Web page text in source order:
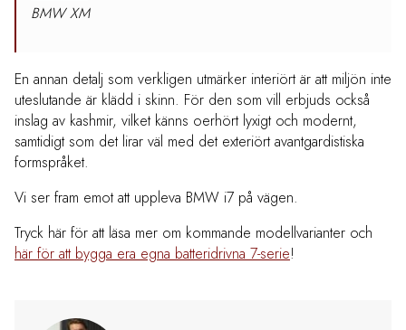
BMW XM
En annan detalj som verkligen utmärker interiört är att miljön inte
uteslutande är klädd i skinn. För den som vill erbjuds också
inslag av kashmir, vilket känns oerhört lyxigt och modernt,
samtidigt som det lirar väl med det exteriört avantgardistiska
formspråket.
Vi ser fram emot att uppleva BMW i7 på vägen.
Tryck här för att läsa mer om kommande modellvarianter och
här för att bygga era egna batteridrivna 7-serie!